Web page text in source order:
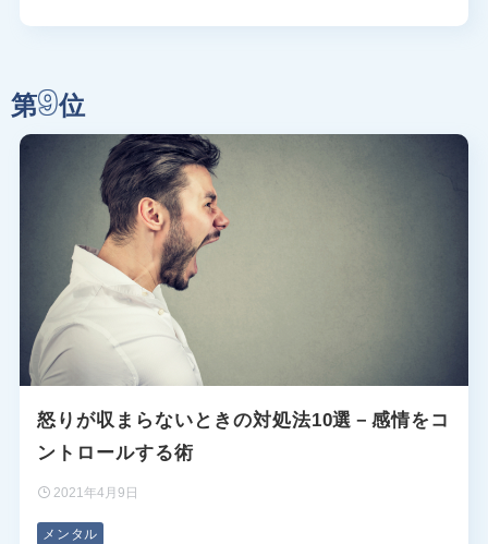
第9位
怒りが収まらないときの対処法10選－感情をコ
ントロールする術
2021年4月9日
メンタル